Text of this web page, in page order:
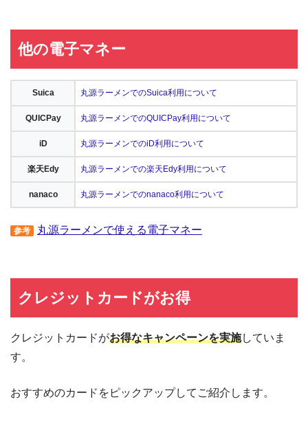
他の電子マネー
Suica 丸源ラーメンでのSuica利用について
QUICPay 丸源ラーメンでのQUICPay利用について
iD 丸源ラーメンでのiD利用について
楽天Edy 丸源ラーメンでの楽天Edy利用について
nanaco 丸源ラーメンでのnanaco利用について
参考 丸源ラーメンで使える電子マネー
クレジットカードがお得
クレジットカードがお得なキャンペーンを実施していま
す。
おすすめのカードをピックアップしてご紹介します。